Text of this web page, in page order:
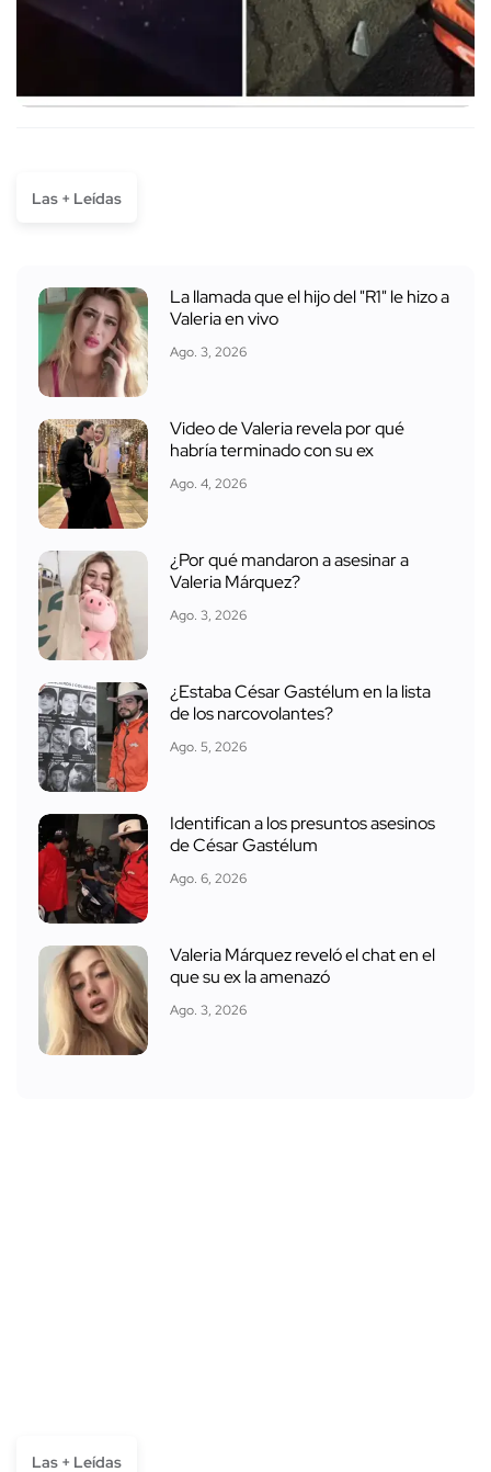
Las + Leídas
La llamada que el hijo del "R1" le hizo a
Valeria en vivo
Ago. 3, 2026
Video de Valeria revela por qué
habría terminado con su ex
Ago. 4, 2026
¿Por qué mandaron a asesinar a
Valeria Márquez?
Ago. 3, 2026
¿Estaba César Gastélum en la lista
de los narcovolantes?
Ago. 5, 2026
Identifican a los presuntos asesinos
de César Gastélum
Ago. 6, 2026
Valeria Márquez reveló el chat en el
que su ex la amenazó
Ago. 3, 2026
Las + Leídas